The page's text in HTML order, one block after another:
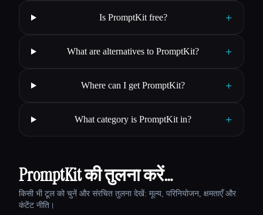
Is PromptKit free? +
What are alternatives to PromptKit? +
Where can I get PromptKit? +
What category is PromptKit in? +
PromptKit की तुलना करें…
किसी भी टूल को चुनें और संरचित तुलना देखें: मूल्य, परिनियोजन, क्षमताएँ और
कंटेंट नीति।